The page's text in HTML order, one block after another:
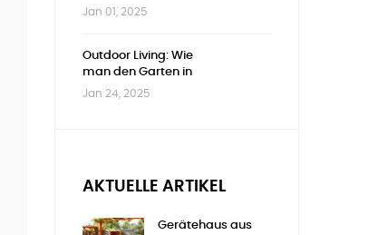
Vollständiger
Jan 01, 2025
Outdoor Living: Wie
man den Garten in
ein echtes
Jan 24, 2025
AKTUELLE ARTIKEL
Gerätehaus aus